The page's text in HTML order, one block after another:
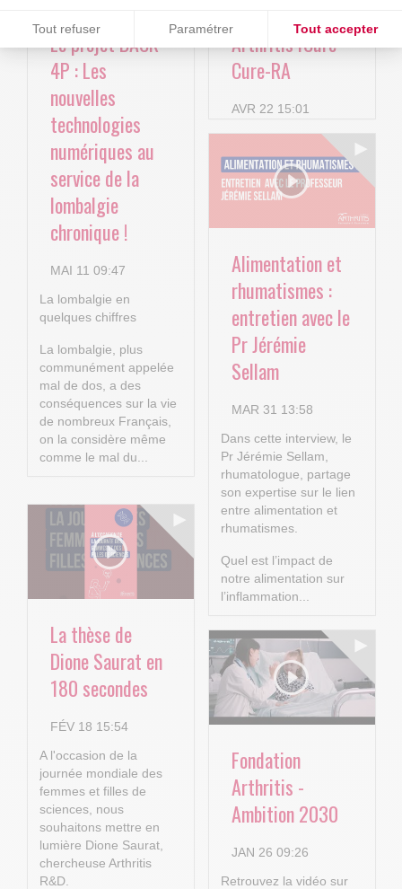
Tout refuser Paramétrer Tout accepter
Axeptio consent
Plateforme de Gestion du Consentement : Personnalisez vos
Notre plateforme vous permet d'adapter et de gérer vos
Le projet BACK-
4P : Les
nouvelles
technologies
numériques au
service de la
lombalgie
chronique !
MAI 11 09:47
La lombalgie en
quelques chiffres
La lombalgie, plus
communément appelée
mal de dos, a des
conséquences sur la vie
de nombreux Français,
on la considère même
comme le mal du...
Arthritis4Cure -
Cure-RA
AVR 22 15:01
Alimentation et
rhumatismes :
entretien avec le
Pr Jérémie
Sellam
MAR 31 13:58
Dans cette interview, le
Pr Jérémie Sellam,
rhumatologue, partage
son expertise sur le lien
entre alimentation et
rhumatismes.
Quel est l’impact de
notre alimentation sur
l’inflammation...
La thèse de
Dione Saurat en
180 secondes
FÉV 18 15:54
A l'occasion de la
journée mondiale des
femmes et filles de
sciences, nous
souhaitons mettre en
lumière Dione Saurat,
chercheuse Arthritis
R&D.
Fondation
Arthritis -
Ambition 2030
JAN 26 09:26
Retrouvez la vidéo sur